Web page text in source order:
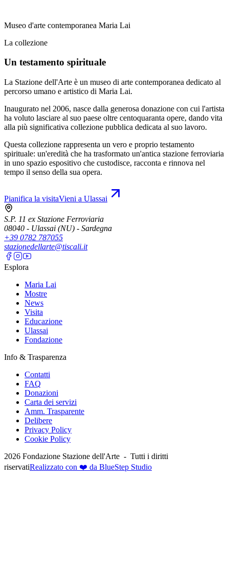
Museo d'arte contemporanea Maria Lai
La collezione
Un testamento spirituale
La Stazione dell'Arte è un museo di arte contemporanea dedicato al
percorso umano e artistico di Maria Lai.
Inaugurato nel 2006, nasce dalla generosa donazione con cui l'artista
ha voluto lasciare al suo paese oltre centoquaranta opere, dando vita
alla più significativa collezione pubblica dedicata al suo lavoro.
Questa collezione rappresenta un vero e proprio testamento
spirituale: un'eredità che ha trasformato un'antica stazione ferroviaria
in uno spazio espositivo che custodisce, racconta e rinnova nel
tempo il senso della sua opera.
Pianifica la visitaVieni a Ulassai
S.P. 11 ex Stazione Ferroviaria
08040 - Ulassai (NU) - Sardegna
+39 0782 787055
stazionedellarte@tiscali.it
Esplora
Maria Lai
Mostre
News
Visita
Educazione
Ulassai
Fondazione
Info & Trasparenza
Contatti
FAQ
Donazioni
Carta dei servizi
Amm. Trasparente
Delibere
Privacy Policy
Cookie Policy
2026 Fondazione Stazione dell'Arte - Tutti i diritti
riservatiRealizzato con ❤️ da BlueStep Studio